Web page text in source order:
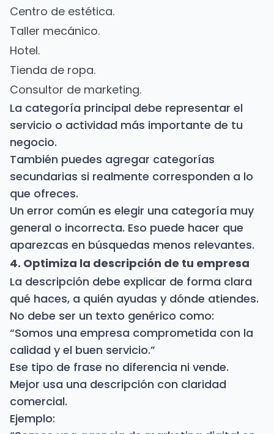
Centro de estética.
Taller mecánico.
Hotel.
Tienda de ropa.
Consultor de marketing.
La categoría principal debe representar el
servicio o actividad más importante de tu
negocio.
También puedes agregar categorías
secundarias si realmente corresponden a lo
que ofreces.
Un error común es elegir una categoría muy
general o incorrecta. Eso puede hacer que
aparezcas en búsquedas menos relevantes.
4. Optimiza la descripción de tu empresa
La descripción debe explicar de forma clara
qué haces, a quién ayudas y dónde atiendes.
No debe ser un texto genérico como:
“Somos una empresa comprometida con la
calidad y el buen servicio.”
Ese tipo de frase no diferencia ni vende.
Mejor usa una descripción con claridad
comercial.
Ejemplo: